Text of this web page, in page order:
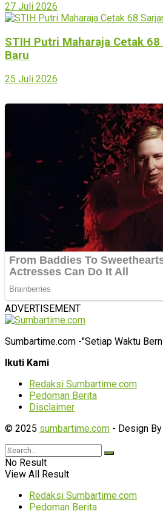
27 Juli 2026
STIH Putri Maharaja Cetak
Baru
25 Juli 2026
ADVERTISEMENT
Sumbartime.com -"Setiap Waktu
Ikuti Kami
Redaksi Sumbartime.com
Pedoman Berita
Disclaimer
© 2025 sumbartime.com - Design By
No Result
View All Result
Redaksi Sumbartime.com
Pedoman Berita